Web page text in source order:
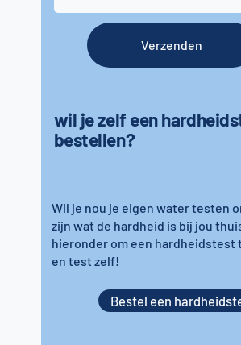
wil je zelf een
bestellen?
Wil je nou je eigen water testen
zijn wat de hardheid is bij jou
hieronder om een hardheidstest
en test zelf!
Verzenden
Bestel een